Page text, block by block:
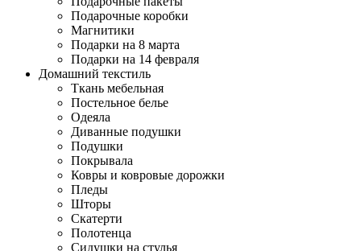
Подарочные коробки
Магнитики
Подарки на 8 марта
Подарки на 14 февраля
Домашний текстиль
Ткань мебельная
Постельное белье
Одеяла
Диванные подушки
Подушки
Покрывала
Ковры и ковровые дорожки
Пледы
Шторы
Скатерти
Полотенца
Сидушки на стулья